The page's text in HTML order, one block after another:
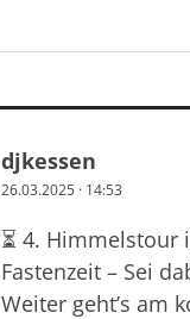
djkessen
26.03.2025 · 14:53
⏳ 4. Himmelstour
Fastenzeit – Sei
Weiter geht’s am